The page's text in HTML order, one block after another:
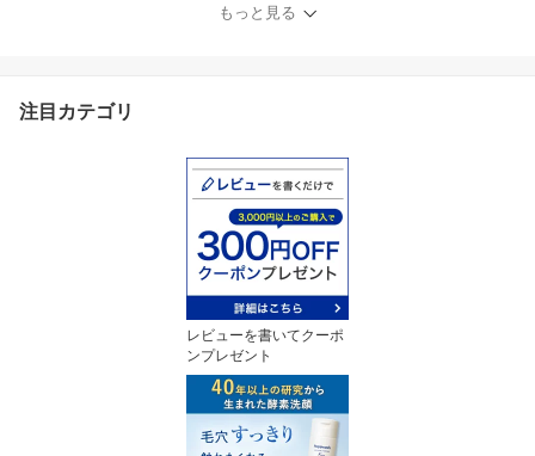
もっと見る
注目カテゴリ
レビューを書いてクーポ
ンプレゼント